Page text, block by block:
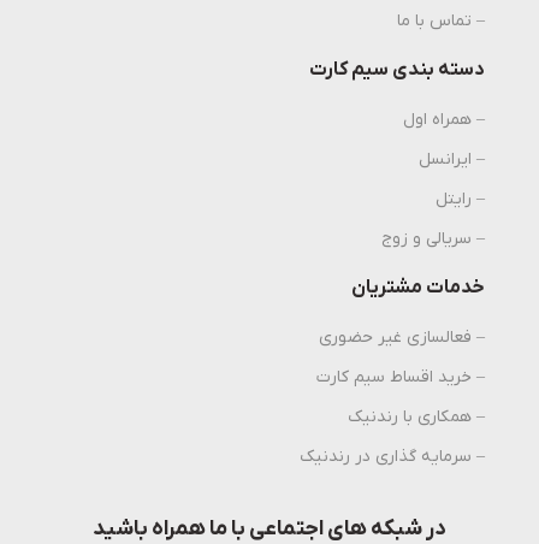
– تماس با ما
دسته بندی سیم کارت
– همراه اول
– ایرانسل
– رایتل
– سریالی و زوج
خدمات مشتریان
– فعالسازی غیر حضوری
– خرید اقساط سیم کارت
– همکاری با رندنیک
– سرمایه گذاری در رندنیک
در شبکه های اجتماعی با ما همراه باشید